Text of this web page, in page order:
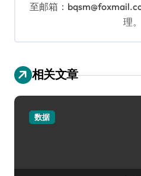
至邮箱：
理。
相关文章
数据